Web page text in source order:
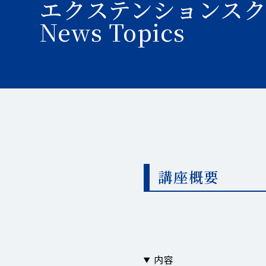
エクステンション
News Topics
講座概要
内容